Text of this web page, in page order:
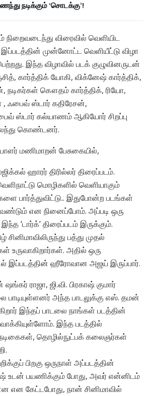
நடிக்கும் ‘சொடக்கு’!
விரைவில் வெளியிட
இப்படத்தின் முன்னோட்ட வெளியீட்டு விழா
இந்த விழாவில் படக் குழுவினருடன்
கார்த்திக் யோகி, விக்னேஷ் கார்த்திக்,
நடிகர்கள் கௌதம் கார்த்திக், ரியோ,
, ஃபைவ் ஸ்டார் கதிரேசன்,
ஸ்டார் கல்யாணம் ஆகியோர் சிறப்பு
கொண்டனர்.
மணிமாறன் பேசுகையில்,
ஹாரர் திரில்லர் திரைப்படம்.
மொழிகளில் வெளியாகும்
பார்த்துவிட்டு.. இதுபோன்ற படங்கள்
என நினைப்போம். அப்படி ஒரு
‘டார்க்’ திரைப்படம் இருக்கும்.
பத்து முதல்
உருவாகிறார்கள். அதில் ஒரு
இப்படத்தின் ஹீரோவான அஜய் இருப்பார்.
ராஜா, ஜி.வி. பிரகாஷ் குமார்
பாடியுள்ளனர் அந்த பாடலுக்கு எஸ். தமன்
இந்தப் பாடலை நாங்கள் படத்தின்
இந்த படத்தில்
நடிகைகள், தொழில்நுட்பக் கலைஞர்கள்
பிறகு ஒருநாள் அப்படத்தின்
உடன் பயணிக்கும் போது, அவர் என்னிடம்
கேட்டபோது, நான் சினிமாவில்